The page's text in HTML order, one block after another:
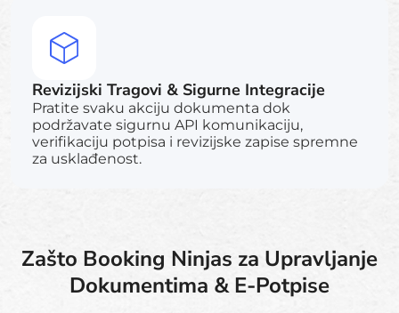
Revizijski Tragovi & Sigurne Integracije
Pratite svaku akciju dokumenta dok
podržavate sigurnu API komunikaciju,
verifikaciju potpisa i revizijske zapise spremne
za usklađenost.
Zašto Booking Ninjas za Upravljanje
Dokumentima & E-Potpise